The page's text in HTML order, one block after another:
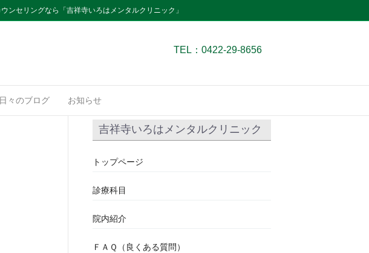
ンセリングなら「吉祥寺いろはメンタルクリニック」
TEL：0422-29-8656
日々のブログ お知らせ
吉祥寺いろはメンタルクリニック
トップページ
診療科目
院内紹介
ＦＡＱ（良くある質問）